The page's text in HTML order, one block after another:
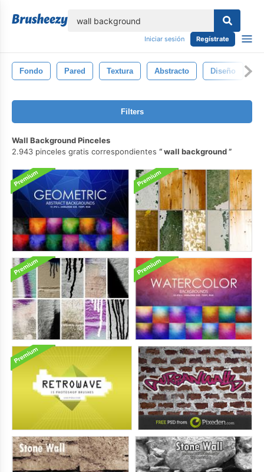
Iniciar sesión Regístrate
Fondo Pared Textura Abstracto Diseño
Filters
Wall Background Pinceles
2.943 pinceles gratis correspondientes
wall background